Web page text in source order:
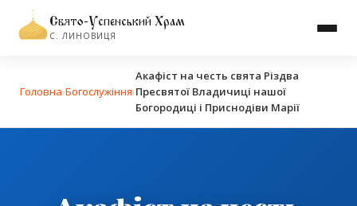
Свято-Успенський Храм
С. ЛИНОВИЦЯ
Головна›Богослужіння›
Акафіст на чеcть свята Різдва
Пресвятої Владичиці нашої
Богородиці і Приснодіви Марії